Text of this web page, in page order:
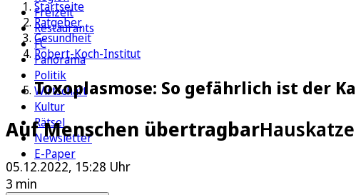
Freizeit
Restaurants
FC
Panorama
Politik
Wirtschaft
Kultur
Rätsel
Newsletter
E-Paper
Startseite
Ratgeber
Gesundheit
Robert-Koch-Institut
Toxoplasmose: So gefährlich ist der
Auf Menschen übertragbar
05.12.2022, 15:28 Uhr
3 min